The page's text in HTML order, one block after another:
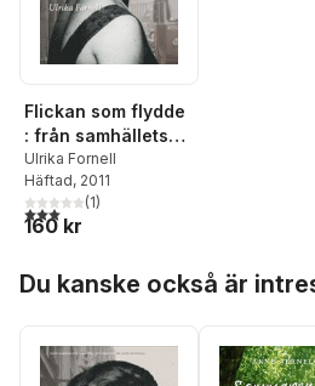
Flickan som flydde
: från samhällets
vård till ett eget liv
Ulrika Fornell
Häftad, 2011
3,0utav 5 stjärnor. Totalt antal röster:
(1)
160 kr
Du kanske också är